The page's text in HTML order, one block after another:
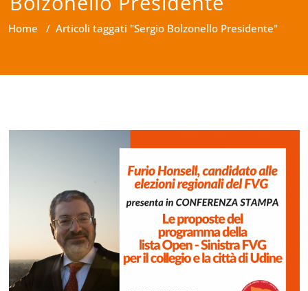
Home / Articoli taggati "Sergio Bolzonello Presidente"